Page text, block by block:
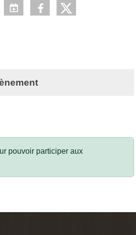
pouvoir participer aux